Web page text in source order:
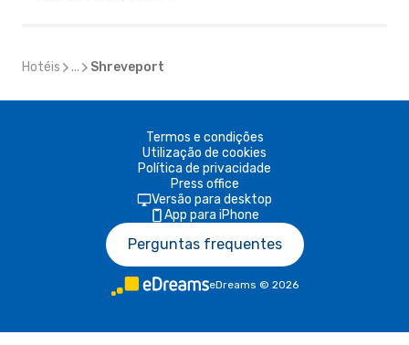
Hotéis ... Shreveport
Termos e condições
Utilização de cookies
Política de privacidade
Press office
Versão para desktop
App para iPhone
Perguntas frequentes
eDreams © 2026